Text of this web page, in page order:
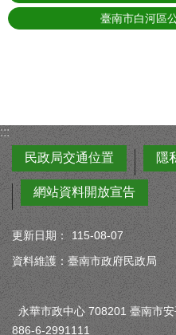
臺南市白河區
:::
民政局交通位置
隱
網站資料開放宣告
更新日期：
115-08-07
資料維護：臺南市政府民政局
永華市政中心 708201 臺南市
886-6-2991111